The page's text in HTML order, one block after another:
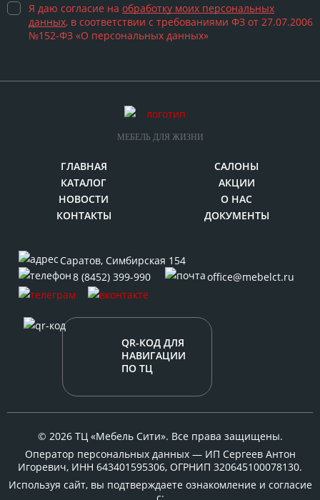
Я даю согласие на обработку моих персональных
данных, в соответствии с требованиями ФЗ от 27.07.2006
№152-ФЗ «О персональных данных»
МЕБЕЛЬ ДЛЯ ЖИЗНИ
ГЛАВНАЯ
САЛОНЫ
КАТАЛОГ
АКЦИИ
НОВОСТИ
О НАС
КОНТАКТЫ
ДОКУМЕНТЫ
Саратов, Симбирская 154
8 (8452) 399-990
office@mebelct.ru
QR-КОД ДЛЯ
НАВИГАЦИИ
ПО ТЦ
© 2026 ТЦ «Мебель Сити». Все права защищены.
Оператор персональных данных — ИП Сергеев Антон
Игоревич, ИНН 643401595306, ОГРНИП 320645100078130.
Используя сайт, вы подтверждаете ознакомление и согласие